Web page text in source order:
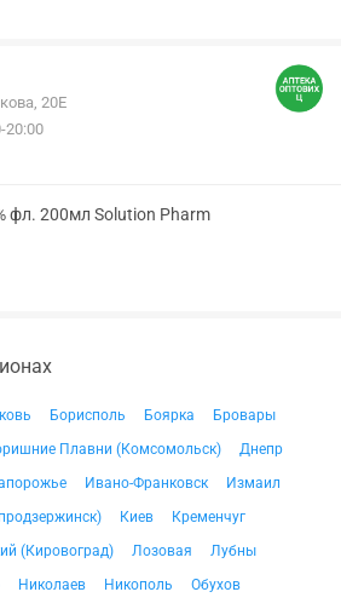
20Е
20:00
фл. 200мл Solution Pharm
Борисполь Боярка
Бровары
Плавни (Комсомольск)
Днепр
Ивано-Франковск
Измаил
Киев
Кременчуг
(Кировоград) Лозовая
Лубны
Николаев Никополь
Обухов